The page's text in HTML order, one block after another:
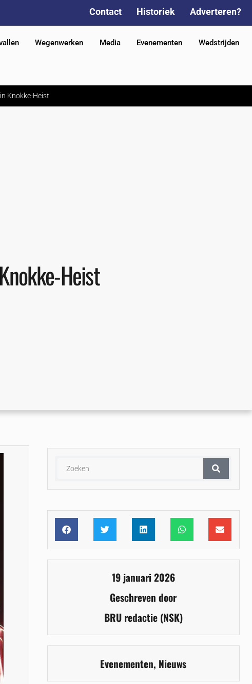
Contact Historiek Adverteren?
Wegenwerken Media Evenementen Wedstrijden
Knokke-Heist
Heist
19 januari 2026
Geschreven door
BRU redactie (NSK)
Evenementen, Nieuws